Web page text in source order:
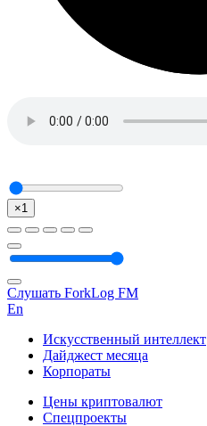
×1
Слушать ForkLog FM
En
Искусственный интеллект
Дайджест месяца
Корпораты
Цены криптовалют
Спецпроекты